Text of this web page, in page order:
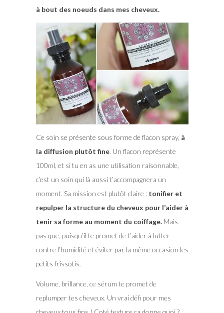
à bout des noeuds dans mes cheveux.
Ce soin se présente sous forme de flacon spray, à
la diffusion plutôt fine. Un flacon représente
100ml, et si tu en as une utilisation raisonnable,
c’est un soin qui là aussi t’accompagnera un
moment. Sa mission est plutôt claire :tonifier et
repulper la structure du cheveux pour l’aider à
tenir sa forme au moment du coiffage.Mais
pas que, puisqu’il te promet de t’aider à lutter
contre l’humidité et éviter par la même occasion les
petits frissotis.
Volume, brillance, ce sérum te promet de
replumper tes cheveux. Un vrai défi pour mes